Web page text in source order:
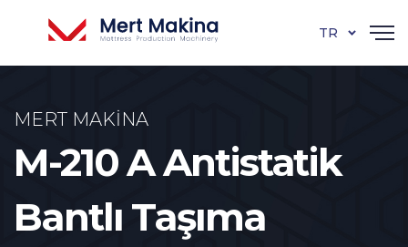
TR
MERT MAKINA
M-210 A Antistatik
Bantlı Taşıma